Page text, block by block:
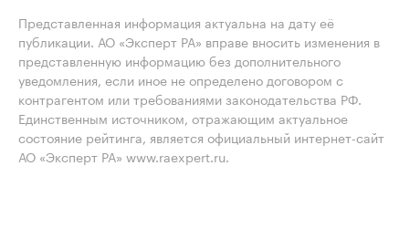
Представленная информация актуальна на дату её
публикации. АО «Эксперт РА» вправе вносить изменения в
представленную информацию без дополнительного
уведомления, если иное не определено договором с
контрагентом или требованиями законодательства РФ.
Единственным источником, отражающим актуальное
состояние рейтинга, является официальный интернет-сайт
АО «Эксперт РА» www.raexpert.ru.